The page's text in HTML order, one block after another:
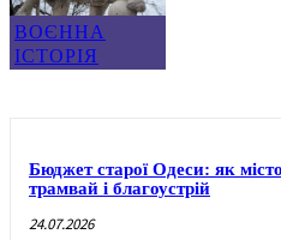
ВОЄННА
ІСТОРІЯ
Бюджет старої Одеси: як
трамвай і благоустрій
24.07.2026